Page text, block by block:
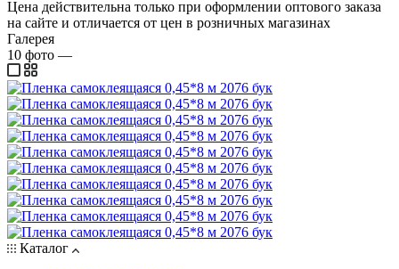
Цена действительна только при оформлении оптового заказа
на сайте и отличается от цен в розничных магазинах
Галерея
10 фото —
Каталог